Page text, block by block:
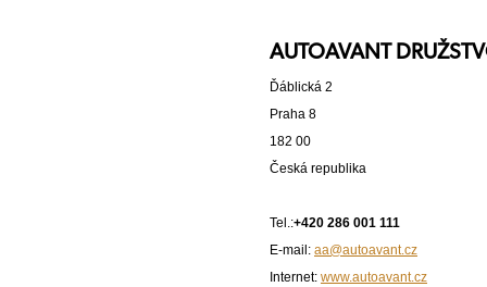
AUTOAVANT
Ďáblická 2
Praha 8
182 00
Česká republika
Tel.:+420 286 001 111
E-mail: aa@autoavant.cz
Internet: www.autoavant.cz